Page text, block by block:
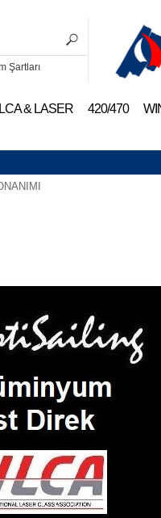
Şartları
ILCA & LASER 420/470